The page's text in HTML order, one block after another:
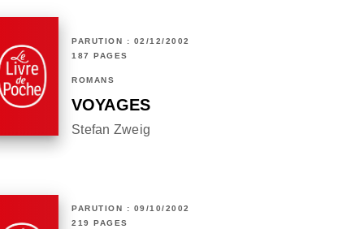
PARUTION : 02/12/2002
187 PAGES
ROMANS
VOYAGES
Stefan Zweig
PARUTION : 09/10/2002
219 PAGES